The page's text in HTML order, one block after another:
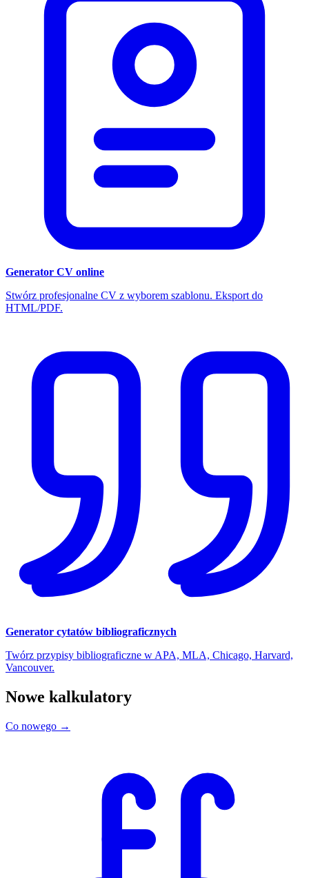
Generator CV online
Stwórz profesjonalne CV z wyborem szablonu. Eksport do
HTML/PDF.
Generator cytatów bibliograficznych
Twórz przypisy bibliograficzne w APA, MLA, Chicago, Harvard,
Vancouver.
Nowe kalkulatory
Co nowego →